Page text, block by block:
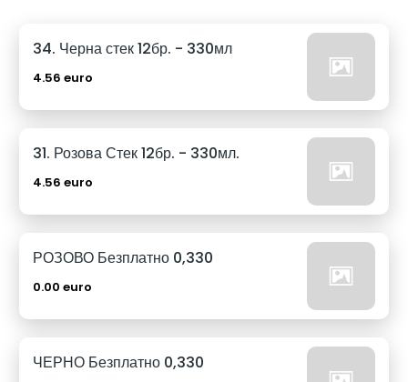
34. Черна стек 12бр. - 330мл
4.56 euro
31. Розова Стек 12бр. - 330мл.
4.56 euro
РОЗОВО Безплатно 0,330
0.00 euro
ЧЕРНО Безплатно 0,330